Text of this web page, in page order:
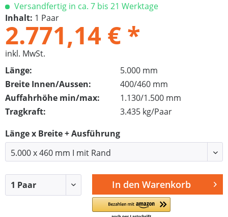
Versandfertig in ca. 7 bis 21 Werktage
Inhalt: 1 Paar
2.771,14 € *
inkl. MwSt.
Länge:
5.000 mm
Breite Innen/Aussen:
400/460 mm
Auffahrhöhe min/max:
1.130/1.500 mm
Tragkraft:
3.435 kg/Paar
Länge x Breite + Ausführung
In den Warenkorb